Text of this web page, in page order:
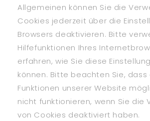
Allgemeinen können Sie die
Cookies jederzeit über die
Browsers deaktivieren. Bitte
Hilfefunktionen Ihres
erfahren, wie Sie diese
können. Bitte beachten Sie, dass
Funktionen unserer Website
nicht funktionieren, wenn Sie die
von Cookies deaktiviert haben.